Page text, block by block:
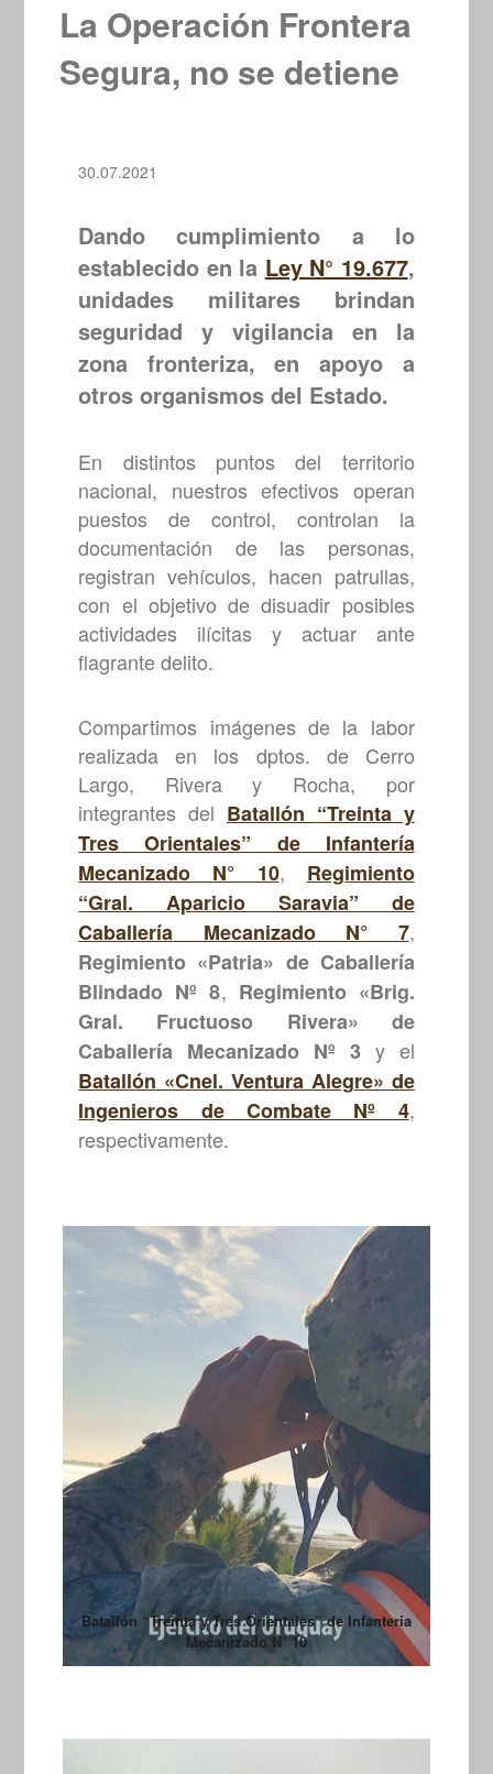
La Operación Frontera
Segura, no se detiene
30.07.2021
Dando cumplimiento a lo
establecido en la Ley N° 19.677,
unidades militares brindan
seguridad y vigilancia en la
zona fronteriza, en apoyo a
otros organismos del Estado.
En distintos puntos del territorio
nacional, nuestros efectivos operan
puestos de control, controlan la
documentación de las personas,
registran vehículos, hacen patrullas,
con el objetivo de disuadir posibles
actividades ilícitas y actuar ante
flagrante delito.
Compartimos imágenes de la labor
realizada en los dptos. de Cerro
Largo, Rivera y Rocha, por
integrantes del Batallón “Treinta y
Tres Orientales” de Infantería
Mecanizado N° 10, Regimiento
“Gral. Aparicio Saravia” de
Caballería Mecanizado N° 7,
Regimiento «Patria» de Caballería
Blindado Nº 8, Regimiento «Brig.
Gral. Fructuoso Rivera» de
Caballería Mecanizado Nº 3y el
Batallón «Cnel. Ventura Alegre» de
Ingenieros de Combate Nº 4,
respectivamente.
Batallón “Treinta y Tres Orientales” de Infantería
Mecanizado N° 10